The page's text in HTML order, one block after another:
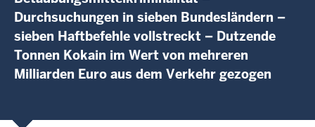
Durchsuchungen in sieben Bundesländern –
sieben Haftbefehle vollstreckt – Dutzende
Tonnen Kokain im Wert von mehreren
Milliarden Euro aus dem Verkehr gezogen